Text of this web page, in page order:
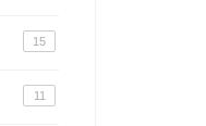
15
11